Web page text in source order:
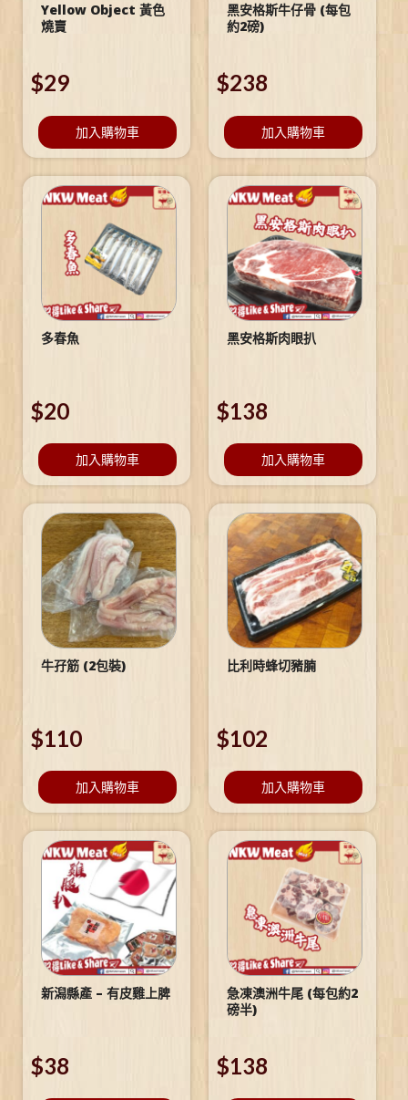
Yellow Object 黃色
燒賣
$29
加入購物車
黑安格斯牛仔骨 (每包
約2磅)
$238
加入購物車
多春魚
$20
加入購物車
黑安格斯肉眼扒
$138
加入購物車
牛孖筋 (2包裝)
$110
加入購物車
比利時蜂切豬腩
$102
加入購物車
新潟縣產 – 有皮雞上脾
$38
急凍澳洲牛尾 (每包約2
磅半)
$138